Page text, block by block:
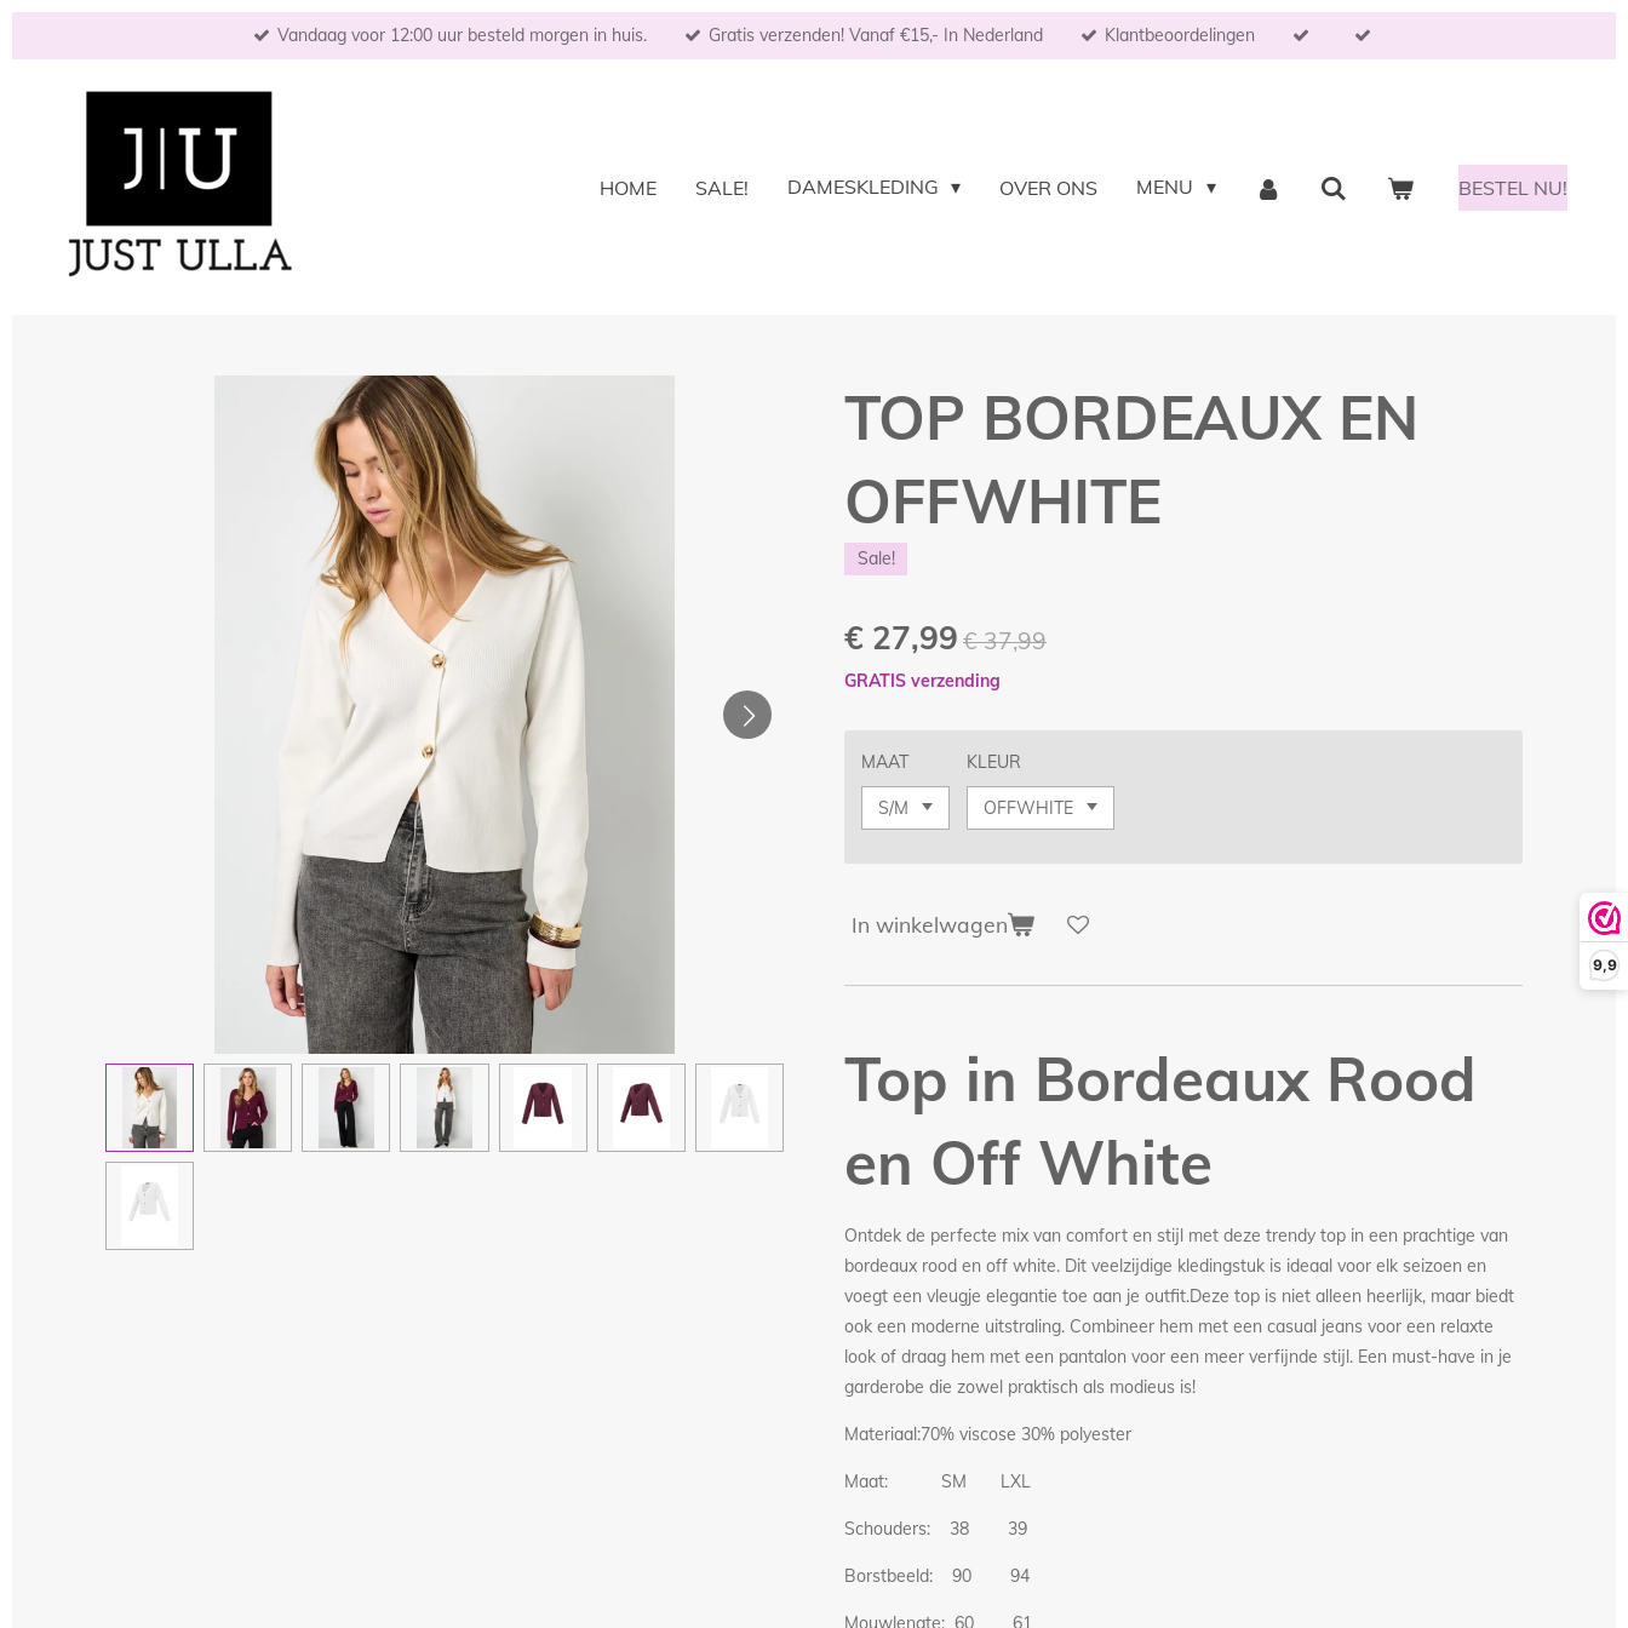
9,9
direct
Vandaag voor 12:00 uur besteld morgen in huis. Gratis verzenden! Vanaf €15,- In Nederland Klantbeoordelingen
HOME SALE! DAMESKLEDING OVER ONS MENU BESTEL NU!
TOP BORDEAUX EN
OFFWHITE
Sale!
€ 27,99 € 37,99
GRATIS verzending
MAAT KLEUR
In winkelwagen
Top in Bordeaux Rood
en Off White
Ontdek de perfecte mix van comfort en stijl met deze trendy top in een prachtige van
bordeaux rood en off white. Dit veelzijdige kledingstuk is ideaal voor elk seizoen en
voegt een vleugje elegantie toe aan je outfit.Deze top is niet alleen heerlijk, maar biedt
ook een moderne uitstraling. Combineer hem met een casual jeans voor een relaxte
look of draag hem met een pantalon voor een meer verfijnde stijl. Een must-have in je
garderobe die zowel praktisch als modieus is!
Materiaal:70% viscose 30% polyester
Maat: SM LXL
Schouders: 38 39
Borstbeeld: 90 94
Mouwlengte: 60 61